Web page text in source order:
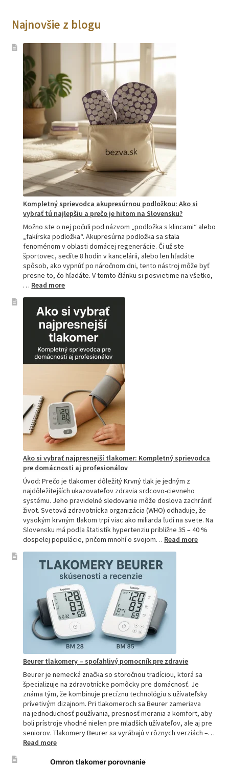
Najnovšie z blogu
Kompletný sprievodca akupresúrnou podložkou: Ako si
vybrať tú najlepšiu a prečo je hitom na Slovensku?
Možno ste o nej počuli pod názvom „podložka s klincami“ alebo
„fakírska podložka“. Akupresúrna podložka sa stala
fenoménom v oblasti domácej regenerácie. Či už ste
športovec, sedíte 8 hodín v kancelárii, alebo len hľadáte
spôsob, ako vypnúť po náročnom dni, tento nástroj môže byť
presne to, čo hľadáte. V tomto článku si posvietime na všetko,
… Read more:
sprievodca
akupresúrnou
podložkou:
Ako
si
vybrať
tú
prečo
je
hitom
na
Slovensku?
Ako si vybrať najpresnejší tlakomer: Kompletný sprievodca
pre domácnosti aj profesionálov
Úvod: Prečo je tlakomer dôležitý Krvný tlak je jedným z
najdôležitejších ukazovateľov zdravia srdcovo-cievneho
systému. Jeho pravidelné sledovanie môže doslova zachrániť
život. Svetová zdravotnícka organizácia (WHO) odhaduje, že
vysokým krvným tlakom trpí viac ako miliarda ľudí na svete. Na
Slovensku má podľa štatistík hypertenziu približne 35 – 40 %
dospelej populácie, pričom mnohí o svojom… Read more:
Beurer tlakomery – spoľahlivý pomocník pre zdravie
Beurer je nemecká značka so storočnou tradíciou, ktorá sa
špecializuje na zdravotnícke pomôcky pre domácnosť. Je
známa tým, že kombinuje precíznu technológiu s užívateľsky
prívetivým dizajnom. Pri tlakomeroch sa Beurer zameriava
na jednoduchosť používania, presnosť merania a komfort, aby
boli prístroje vhodné nielen pre mladších užívateľov, ale aj pre
seniorov. Tlakomery Beurer sa vyrábajú v rôznych verziách –…
Read more:
tlakomery